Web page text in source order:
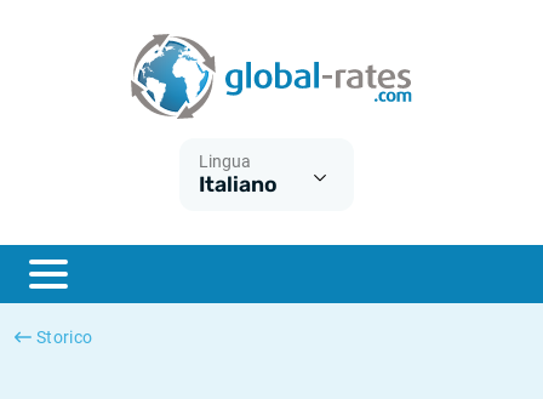
Lingua
Italiano
Storico
ESTER
SONIA
Cos'è l'inflazione CPI?
Cos'è l'inflazione HICP?
Inflazione Italia
Inflazione Stati Uniti
Tassi storici Euribor
Tassi storici di SONIA
Tassi storici di TONAR
Calcolatore dell’inflazione